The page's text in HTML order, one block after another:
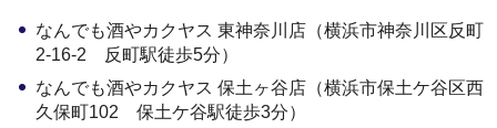
なんでも酒やカクヤス 東神奈川店（横浜市神奈川区反町
2-16-2 反町駅徒歩5分）
なんでも酒やカクヤス 保土ヶ谷店（横浜市保土ケ谷区西
久保町102 保土ケ谷駅徒歩3分）